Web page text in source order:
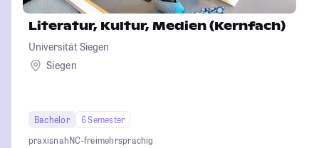
Literatur, Kultur, Medien (Kernfach)
Universität Siegen
Siegen
Bachelor
6 Semester
praxisnahNC-freimehrsprachig